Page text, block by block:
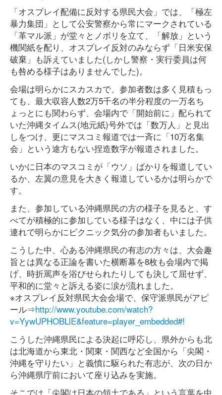
「オスプレイ配備に反対する県民大会」では、「極左
暴力集団」として公安警察から常にマークされている
「革マル派」が堂々とノボリを立て、「解放」という
機関紙を配り、オスプレイ反対のみならず「日米安保
破棄」も訴えていました(しかし警察・実行委員は何
も咎める様子はありませんでした)。
会場は明らかにスカスカで、参加者数は多く見積もっ
ても、最大収容人数2万5千名の半分程度の一万名ち
ょっとにも関わらず、会場内で「開始前に」配られて
いた沖縄タイムス(地元紙)号外では「数万人」と見出
しをつけ、更にマスコミ報道では一斉に「10万名集
会」という途方もない捏造数字が報道されました。
いかに日本のマスコミが「ウソ」ばかりを報道してい
るか、左翼の意見を大きく報道しているかは明らかで
す。
また、参加している沖縄県民の方の様子を見ると、す
べてが積極的に参加している様子はなく、中には子供
連れで明らかにピクニック気分の参加者もいました。
こうした中、心ある沖縄県民の有志の方々は、大会趣
旨とは異なる正論を書いた横断幕を8枚も会場内で掲
げ、時折罵声を浴びせられたりしても決して屈せず、
平和的に堂々と訴える姿に涙が流れました。
※オスプレイ反対県民大会会場で、保守派県民がアピ
ール⇒http://www.youtube.com/watch?
v=YywUPHOBLlE&feature=player_embedded#!
こうした沖縄県民による決起に呼応し、県外からも北
は北海道から東北・関東・関西など全国から「尖閣・
沖縄を守りたい」と義憤に駆られた有志が、次の日か
ら沖縄県庁前において座り込みを実施。
そこでは「尖閣は日本の領土である」という言葉を中